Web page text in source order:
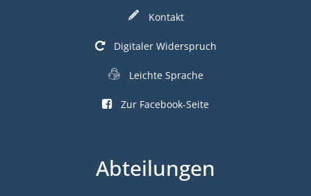
Kontakt
Digitaler Widerspruch
Leichte Sprache
Zur Facebook-Seite
Abteilungen